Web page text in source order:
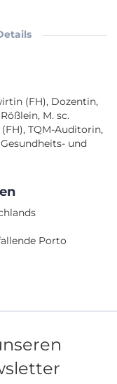
(FH), Dozentin,
M. sc.
TQM-Auditorin,
und
Porto